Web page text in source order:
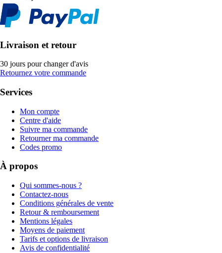
Livraison et retour
30 jours pour changer d'avis
Retournez votre commande
Services
Mon compte
Centre d'aide
Suivre ma commande
Retourner ma commande
Codes promo
À propos
Qui sommes-nous ?
Contactez-nous
Conditions générales de vente
Retour & remboursement
Mentions légales
Moyens de paiement
Tarifs et options de livraison
Avis de confidentialité